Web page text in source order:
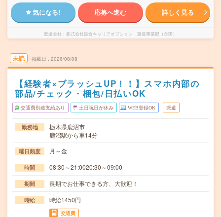
気になる! 応募へ進む 詳しく見る
派遣会社 株式会社綜合キャリアオプション 製造事業部（全国）
未読 掲載日 2026/08/08
【経験者×ブラッシュUP！！】スマホ内部の
部品/チェック・梱包/日払いOK
交通費別途支給あり 土日祝日が休み WEB登録OK 派遣
勤務地
栃木県鹿沼市
鹿沼駅から車14分
曜日頻度 月～金
時間 08:30～21:0020:30～09:00
期間 長期でお仕事できる方、大歓迎！
時給 時給1450円
交通費